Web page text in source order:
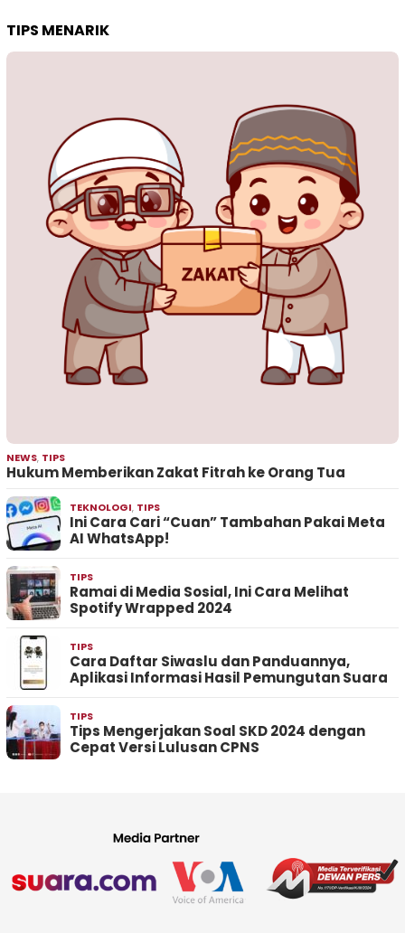
TIPS MENARIK
NEWS, TIPS
Hukum Memberikan Zakat Fitrah ke Orang Tua
TEKNOLOGI, TIPS
Ini Cara Cari “Cuan” Tambahan Pakai Meta
AI WhatsApp!
TIPS
Ramai di Media Sosial, Ini Cara Melihat
Spotify Wrapped 2024
TIPS
Cara Daftar Siwaslu dan Panduannya,
Aplikasi Informasi Hasil Pemungutan Suara
TIPS
Tips Mengerjakan Soal SKD 2024 dengan
Cepat Versi Lulusan CPNS